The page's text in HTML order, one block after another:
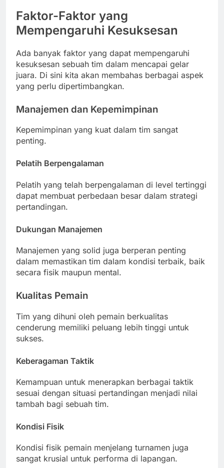
Faktor-Faktor yang
Mempengaruhi Kesuksesan
Ada banyak faktor yang dapat mempengaruhi
kesuksesan sebuah tim dalam mencapai gelar
juara. Di sini kita akan membahas berbagai aspek
yang perlu dipertimbangkan.
Manajemen dan Kepemimpinan
Kepemimpinan yang kuat dalam tim sangat
penting.
Pelatih Berpengalaman
Pelatih yang telah berpengalaman di level tertinggi
dapat membuat perbedaan besar dalam strategi
pertandingan.
Dukungan Manajemen
Manajemen yang solid juga berperan penting
dalam memastikan tim dalam kondisi terbaik, baik
secara fisik maupun mental.
Kualitas Pemain
Tim yang dihuni oleh pemain berkualitas
cenderung memiliki peluang lebih tinggi untuk
sukses.
Keberagaman Taktik
Kemampuan untuk menerapkan berbagai taktik
sesuai dengan situasi pertandingan menjadi nilai
tambah bagi sebuah tim.
Kondisi Fisik
Kondisi fisik pemain menjelang turnamen juga
sangat krusial untuk performa di lapangan.